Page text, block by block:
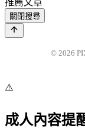
關閉搜尋
© 2026
⚠️
成人內容提